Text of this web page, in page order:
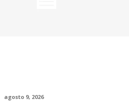
agosto 9, 2026